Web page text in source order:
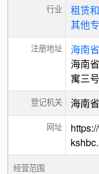
行业 租赁
其他
注册地址 海南省
海南
寓三
登记机关 海南
网址
经营范围